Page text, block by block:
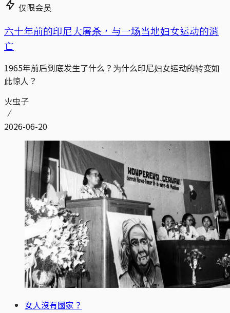
仅限会员
六十年前的印尼大屠杀，与一场当地妇女运动的消
亡
1965年前后到底发生了什么？为什么印尼妇女运动的转变如
此惊人？
火虫子
2026-06-20
女人沒有國家？